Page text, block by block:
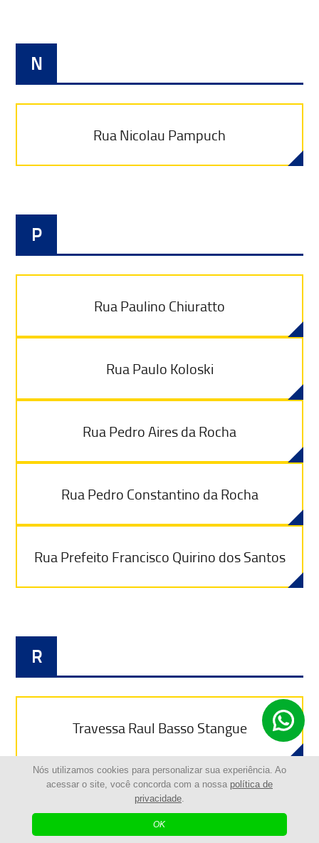
Nós utilizamos cookies para personalizar sua experiência. Ao
acessar o site, você concorda com a nossa política de
privacidade.
OK
N
Rua Nicolau Pampuch
P
Rua Paulino Chiuratto
Rua Paulo Koloski
Rua Pedro Aires da Rocha
Rua Pedro Constantino da Rocha
Rua Prefeito Francisco Quirino dos Santos
R
Travessa Raul Basso Stangue
Rua Rosália Stanczyk